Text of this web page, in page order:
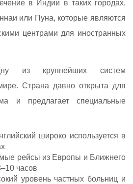
в Индии в таких городах,
или Пуна, которые являются
центрами для иностранных
из крупнейших систем
Страна давно открыта для
и предлагает специальные
широко используется в
рейсы из Европы и Ближнего
часов
уровень частных больниц и